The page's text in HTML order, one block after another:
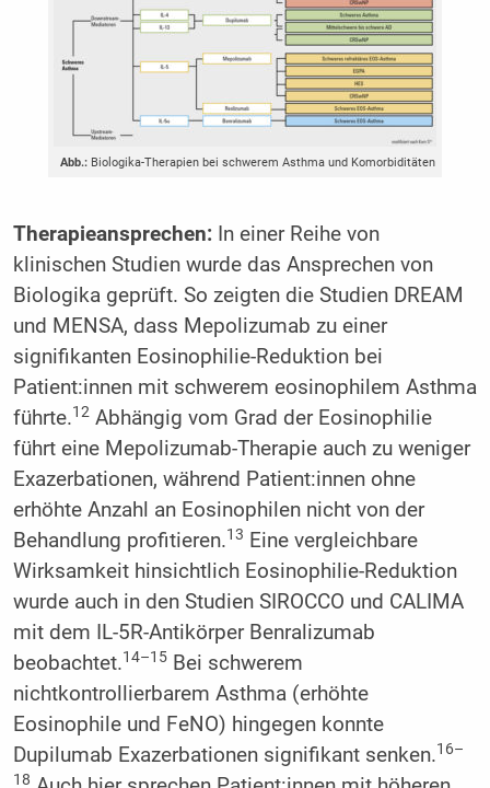
Abb.:Biologika-Therapien bei schwerem Asthma und Komorbiditäten
Therapieansprechen:In einer Reihe von
klinischen Studien wurde das Ansprechen von
Biologika geprüft. So zeigten die Studien DREAM
und MENSA, dass Mepolizumab zu einer
signifikanten Eosinophilie-Reduktion bei
Patient:innen mit schwerem eosinophilem Asthma
führte.12Abhängig vom Grad der Eosinophilie
führt eine Mepolizumab-Therapie auch zu weniger
Exazerbationen, während Patient:innen ohne
erhöhte Anzahl an Eosinophilen nicht von der
Behandlung profitieren.13 Eine vergleichbare
Wirksamkeit hinsichtlich Eosinophilie-Reduktion
wurde auch in den Studien SIROCCO und CALIMA
mit dem IL-5R-Antikörper Benralizumab
beobachtet.14–15Bei schwerem
nichtkontrollierbarem Asthma (erhöhte
Eosinophile und FeNO) hingegen konnte
Dupilumab Exazerbationen signifikant senken.16–
18